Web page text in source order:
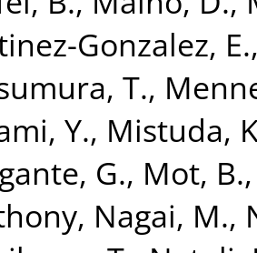
Gonzalez, E.
T.,
Y., Mistuda,
G., Mot, B.
, Nagai, M.,